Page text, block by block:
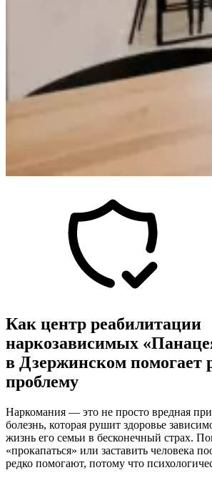
Как центр реабилитации
наркозависимых
в Дзержинском помогает
проблему
Наркомания — это не просто вредная
болезнь, которая рушит здоровье
жизнь его семьи в бесконечный страх.
«прокапаться» или заставить человека
редко помогают, потому что